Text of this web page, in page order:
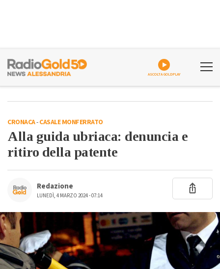
ASCOLTA GOLDPLAY
CRONACA-CASALE MONFERRATO
Alla guida ubriaca: denuncia e
ritiro della patente
Redazione
LUNEDÌ, 4 MARZO 2024 - 07:14